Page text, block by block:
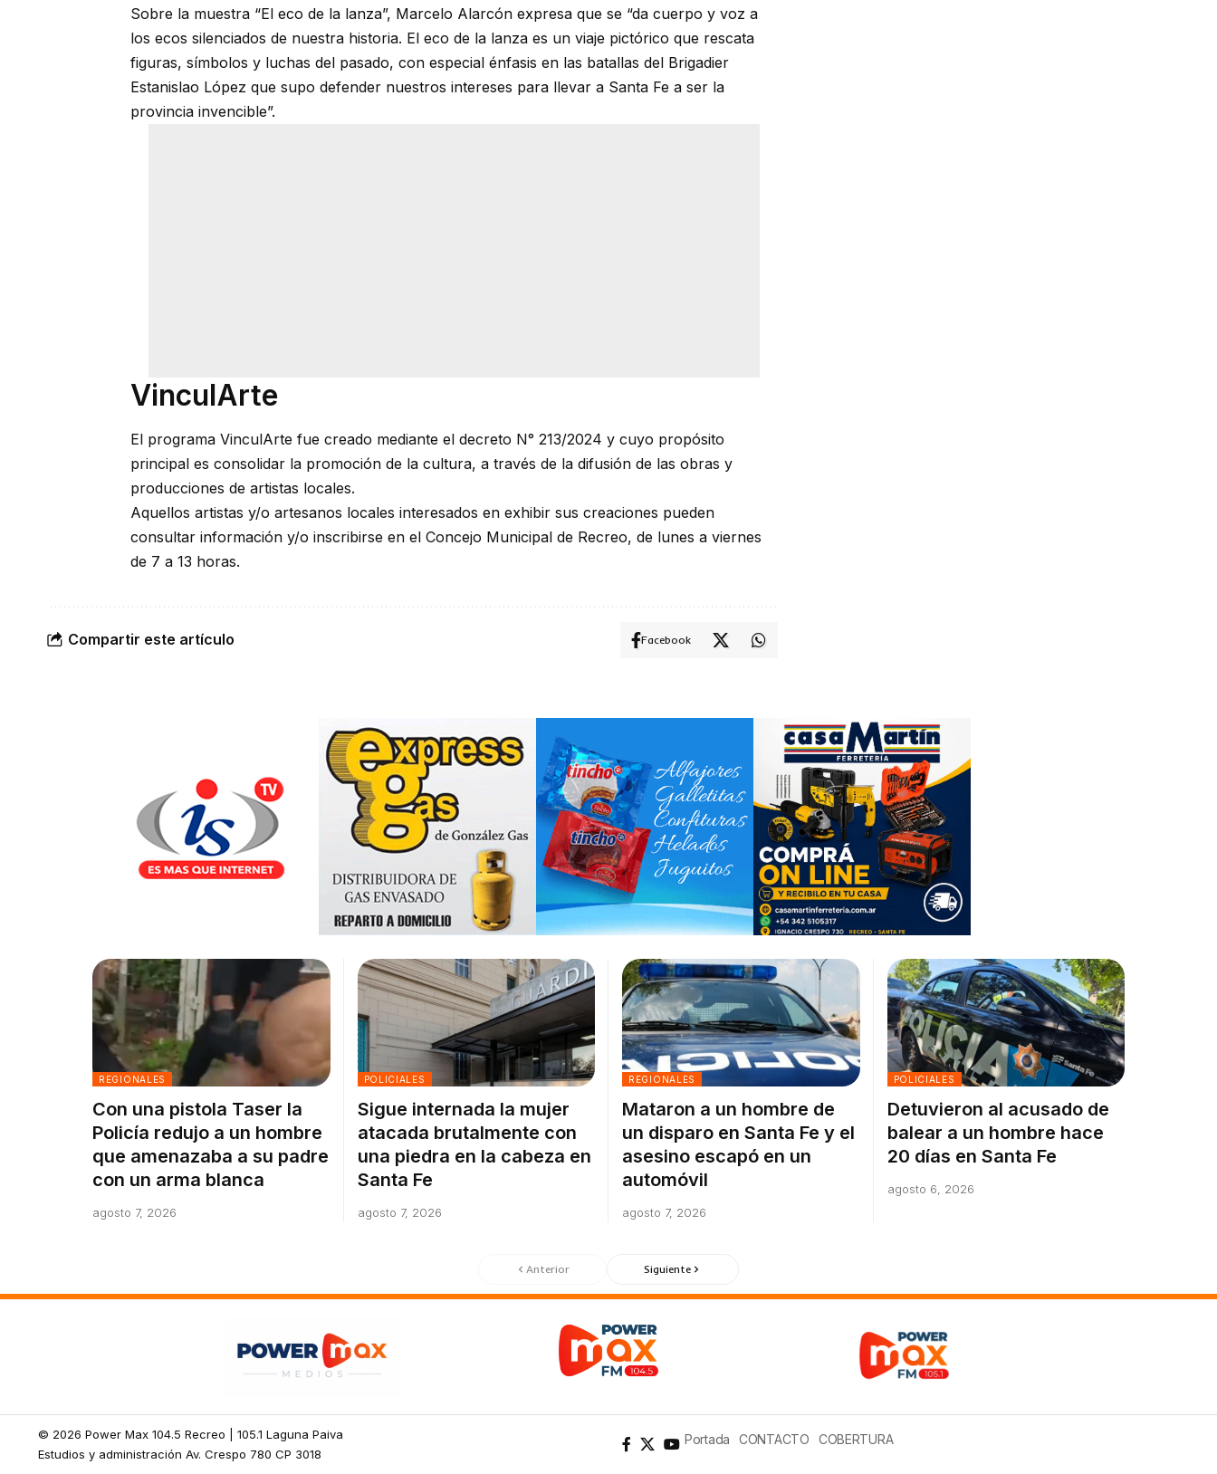
Sobre la muestra “El eco de la lanza”, Marcelo Alarcón expresa que se “da cuerpo y voz a
los ecos silenciados de nuestra historia. El eco de la lanza es un viaje pictórico que rescata
figuras, símbolos y luchas del pasado, con especial énfasis en las batallas del Brigadier
Estanislao López que supo defender nuestros intereses para llevar a Santa Fe a ser la
provincia invencible”.
VinculArte
El programa VinculArte fue creado mediante el decreto N° 213/2024 y cuyo propósito
principal es consolidar la promoción de la cultura, a través de la difusión de las obras y
producciones de artistas locales.
Aquellos artistas y/o artesanos locales interesados en exhibir sus creaciones pueden
consultar información y/o inscribirse en el Concejo Municipal de Recreo, de lunes a viernes
de 7 a 13 horas.
Compartir este artículo Facebook
REGIONALES
Con una pistola Taser la
Policía redujo a un hombre
que amenazaba a su padre
con un arma blanca
agosto 7, 2026
POLICIALES
Sigue internada la mujer
atacada brutalmente con
una piedra en la cabeza en
Santa Fe
agosto 7, 2026
REGIONALES
Mataron a un hombre de
un disparo en Santa Fe y el
asesino escapó en un
automóvil
agosto 7, 2026
POLICIALES
Detuvieron al acusado de
balear a un hombre hace
20 días en Santa Fe
agosto 6, 2026
Anterior Siguiente
© 2026 Power Max 104.5 Recreo | 105.1 Laguna Paiva
Estudios y administración Av. Crespo 780 CP 3018
Portada CONTACTO COBERTURA